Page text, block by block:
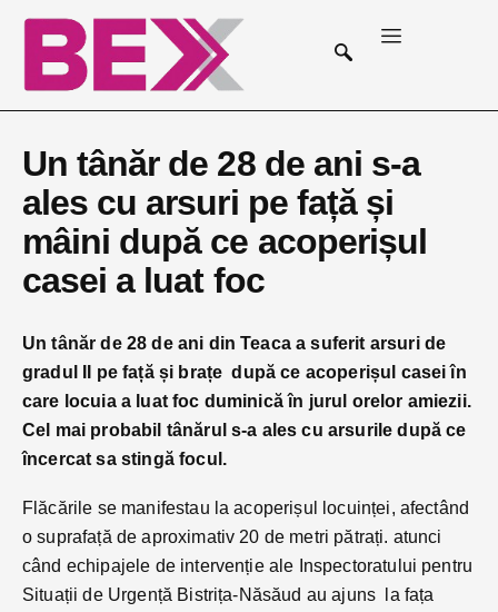
Un tânăr de 28 de ani s-a
ales cu arsuri pe față și
mâini după ce acoperișul
casei a luat foc
Un tânăr de 28 de ani din Teaca a suferit arsuri de
gradul II pe față și brațe după ce acoperișul casei în
care locuia a luat foc duminică în jurul orelor amiezii.
Cel mai probabil tânărul s-a ales cu arsurile după ce
încercat sa stingă focul.
Flăcările se manifestau la acoperișul locuinței, afectând
o suprafață de aproximativ 20 de metri pătrați. atunci
când echipajele de intervenție ale Inspectoratului pentru
Situații de Urgență Bistrița-Năsăud au ajuns la fața